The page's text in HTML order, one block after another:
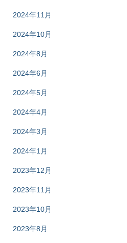
2024年11月
2024年10月
2024年8月
2024年6月
2024年5月
2024年4月
2024年3月
2024年1月
2023年12月
2023年11月
2023年10月
2023年8月